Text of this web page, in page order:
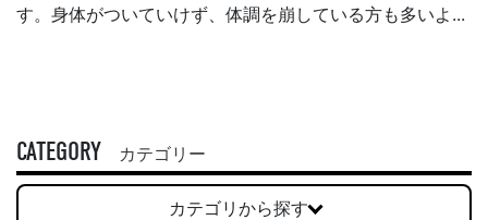
す。身体がついていけず、体調を崩している方も多いよ...
CATEGORY カテゴリー
カテゴリから探す